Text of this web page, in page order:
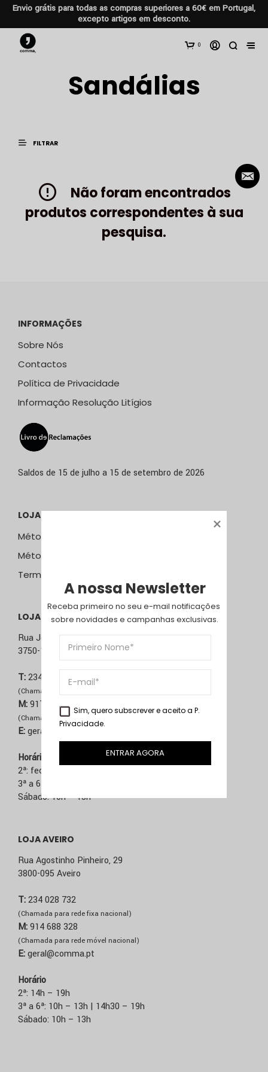
Envio grátis para todas as compras superiores a 60€ em Portugal,
excepto artigos em desconto.
0
Sandálias
FILTRAR
Não foram encontrados
produtos correspondentes à sua
pesquisa.
INFORMAÇÕES
Sobre Nós
Contactos
Política de Privacidade
Informação Resolução Litígios
Saldos de 15 de julho a 15 de setembro de 2026
LOJA ONLINE
Métodos e Custos de Envio
Métodos de Pagamento
Termos & Condições
LOJA ÁGUEDA
Rua José Sucena, 231
3750-157 Águeda
T:234 603 020
(Chamada para rede fixa nacional)
M:917 514 271
(Chamada para rede móvel nacional)
E:geral@comma.pt
Horário
2ª: fechado
3ª a 6ª: 10h – 13h | 14h – 19h
Sábado: 10h – 13h
LOJA AVEIRO
Rua Agostinho Pinheiro, 29
3800-095 Aveiro
T:234 028 732
(Chamada para rede fixa nacional)
M:914 688 328
(Chamada para rede móvel nacional)
E:geral@comma.pt
Horário
2ª: 14h – 19h
3ª a 6ª: 10h – 13h | 14h30 – 19h
Sábado: 10h – 13h
A nossa Newsletter
Receba primeiro no seu e-mail notificações
sobre novidades e campanhas exclusivas.
Sim, quero subscrever e aceito a P.
Privacidade.
ENTRAR AGORA